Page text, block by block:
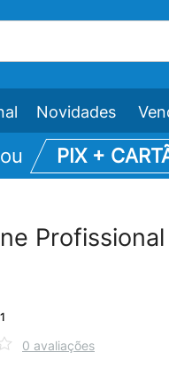
Novidades
ou PIX +
0 avaliações